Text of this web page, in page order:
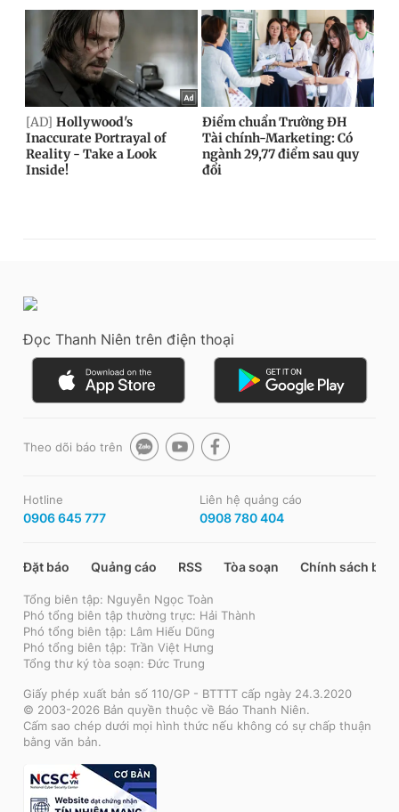
Đọc Thanh Niên trên điện thoại
Theo dõi báo trên
Hotline
0906 645 777
Liên hệ quảng cáo
0908 780 404
Đặt báo Quảng cáo RSS Tòa soạn Chính sách bảo
Tổng biên tập: Nguyễn Ngọc Toàn
Phó tổng biên tập thường trực: Hải Thành
Phó tổng biên tập: Lâm Hiếu Dũng
Phó tổng biên tập: Trần Việt Hưng
Tổng thư ký tòa soạn: Đức Trung
Giấy phép xuất bản số 110/GP - BTTTT cấp ngày 24.3.2020
© 2003-2026 Bản quyền thuộc về Báo Thanh Niên.
Cấm sao chép dưới mọi hình thức nếu không có sự chấp thuận
bằng văn bản.